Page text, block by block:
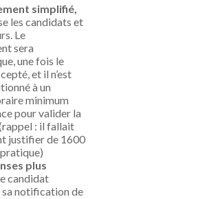
simplifié,
les candidats et
Le
sera
une fois le
et il n’est
à un
minimum
pour valider la
: il fallait
justifier de 1600
plus
candidat
notification de